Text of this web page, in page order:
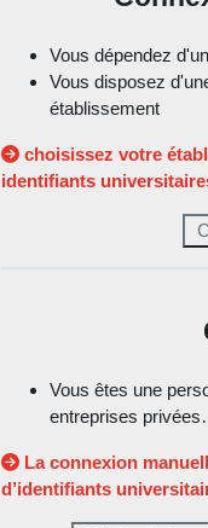
Vous dépendez
Vous disposez
établissement
choisissez votre
identifiants
Vous êtes une
entreprises
La connexion
d’identifiants